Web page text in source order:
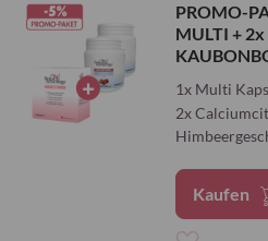
hinzufügen
PROMO-
MULTI +
1x Multi
2x
Kaufen